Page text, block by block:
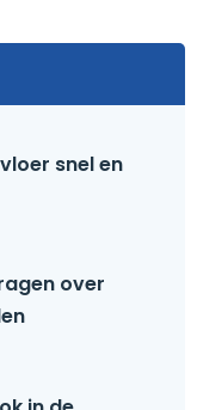
snel en
over